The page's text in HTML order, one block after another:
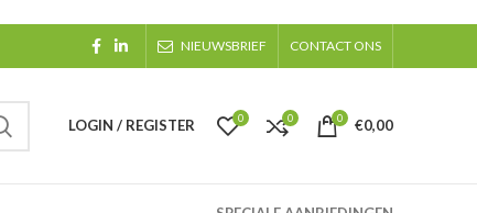
NIEUWSBRIEF CONTACT ONS
LOGIN / REGISTER 0 0 0 €0,00